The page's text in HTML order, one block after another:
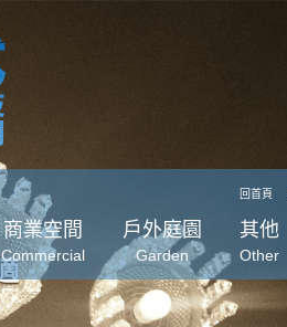
回首頁
商業空間
Commercial
戶外庭園
Garden
其他
Other